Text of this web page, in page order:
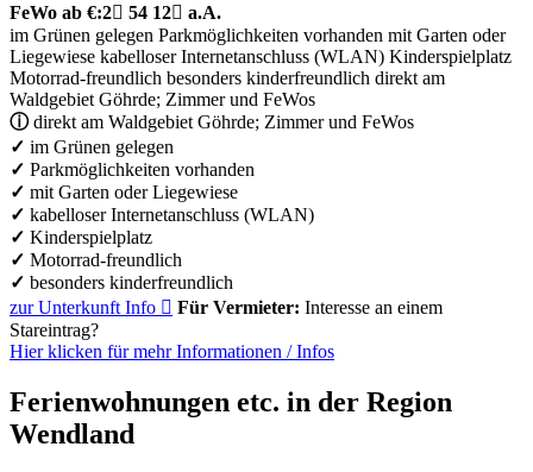
FeWo ab €:2 54 12 a.A.
im Grünen gelegen Parkmöglichkeiten vorhanden mit Garten oder
Liegewiese kabelloser Internetanschluss (WLAN) Kinderspielplatz
Motorrad-freundlich besonders kinderfreundlich direkt am
Waldgebiet Göhrde; Zimmer und FeWos
ⓘdirekt am Waldgebiet Göhrde; Zimmer und FeWos
✓ im Grünen gelegen
✓ Parkmöglichkeiten vorhanden
✓ mit Garten oder Liegewiese
✓ kabelloser Internetanschluss (WLAN)
✓ Kinderspielplatz
✓ Motorrad-freundlich
✓ besonders kinderfreundlich
zur Unterkunft Info  Für Vermieter: Interesse an einem
Stareintrag?
Hier klicken für mehrInformationen /Infos
Ferienwohnungen etc. in der Region
Wendland